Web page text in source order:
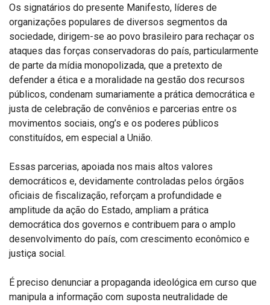
Os signatários do presente Manifesto, líderes de
organizações populares de diversos segmentos da
sociedade, dirigem-se ao povo brasileiro para rechaçar os
ataques das forças conservadoras do país, particularmente
de parte da mídia monopolizada, que a pretexto de
defender a ética e a moralidade na gestão dos recursos
públicos, condenam sumariamente a prática democrática e
justa de celebração de convênios e parcerias entre os
movimentos sociais, ong’s e os poderes públicos
constituídos, em especial a União.
Essas parcerias, apoiada nos mais altos valores
democráticos e, devidamente controladas pelos órgãos
oficiais de fiscalização, reforçam a profundidade e
amplitude da ação do Estado, ampliam a prática
democrática dos governos e contribuem para o amplo
desenvolvimento do país, com crescimento econômico e
justiça social.
É preciso denunciar a propaganda ideológica em curso que
manipula a informação com suposta neutralidade de